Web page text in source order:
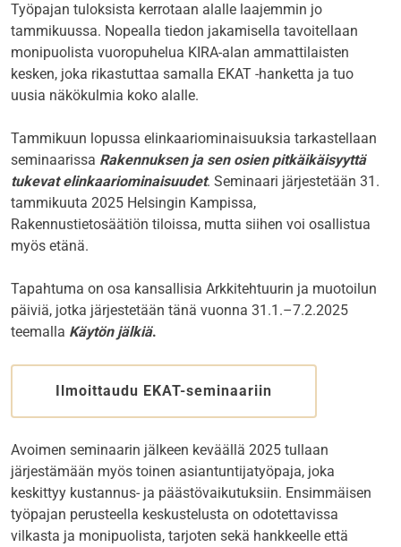
Työpajan tuloksista kerrotaan alalle laajemmin jo
tammikuussa. Nopealla tiedon jakamisella tavoitellaan
monipuolista vuoropuhelua KIRA-alan ammattilaisten
kesken, joka rikastuttaa samalla EKAT -hanketta ja tuo
uusia näkökulmia koko alalle.
Tammikuun lopussa elinkaariominaisuuksia tarkastellaan
seminaarissa Rakennuksen ja sen osien pitkäikäisyyttä
tukevat elinkaariominaisuudet. Seminaari järjestetään 31.
tammikuuta 2025 Helsingin Kampissa,
Rakennustietosäätiön tiloissa, mutta siihen voi osallistua
myös etänä.
Tapahtuma on osa kansallisia Arkkitehtuurin ja muotoilun
päiviä, jotka järjestetään tänä vuonna 31.1.–7.2.2025
teemalla Käytön jälkiä.
Ilmoittaudu EKAT-seminaariin
Avoimen seminaarin jälkeen keväällä 2025 tullaan
järjestämään myös toinen asiantuntijatyöpaja, joka
keskittyy kustannus- ja päästövaikutuksiin. Ensimmäisen
työpajan perusteella keskustelusta on odotettavissa
vilkasta ja monipuolista, tarjoten sekä hankkeelle että